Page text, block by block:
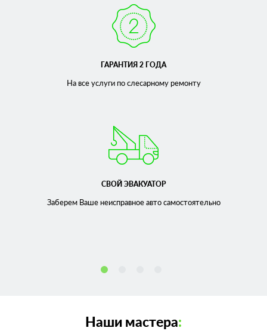
ГАРАНТИЯ 2 ГОДА
На все услуги по слесарномуремонту
СВОЙ ЭВАКУАТОР
Заберем Ваше неисправноеавто самостоятельно
Наши мастера: